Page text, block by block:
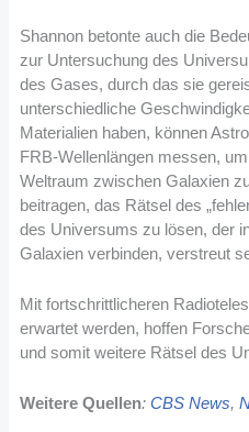
Shannon betonte auch die
zur Untersuchung des
des Gases, durch das sie
unterschiedliche
Materialien haben, können
FRB-Wellenlängen messen,
Weltraum zwischen Galaxien
beitragen, das Rätsel des
des Universums zu lösen, der
Galaxien verbinden, verstreut
Mit fortschrittlicheren
erwartet werden, hoffen
und somit weitere Rätsel des
Weitere Quellen:CBS News,